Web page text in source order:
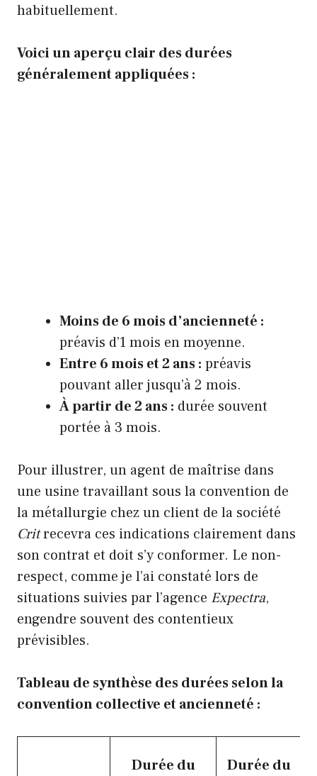
habituellement.
Voici un aperçu clair des durées
généralement appliquées :
Moins de 6 mois d’ancienneté :
préavis d’1 mois en moyenne.
Entre 6 mois et 2 ans : préavis
pouvant aller jusqu’à 2 mois.
À partir de 2 ans : durée souvent
portée à 3 mois.
Pour illustrer, un agent de maîtrise dans
une usine travaillant sous la convention de
la métallurgie chez un client de la société
Critrecevra ces indications clairement dans
son contrat et doit s’y conformer. Le non-
respect, comme je l’ai constaté lors de
situations suivies par l’agence Expectra,
engendre souvent des contentieux
prévisibles.
Tableau de synthèse des durées selon la
convention collective et ancienneté :
Durée du Durée du